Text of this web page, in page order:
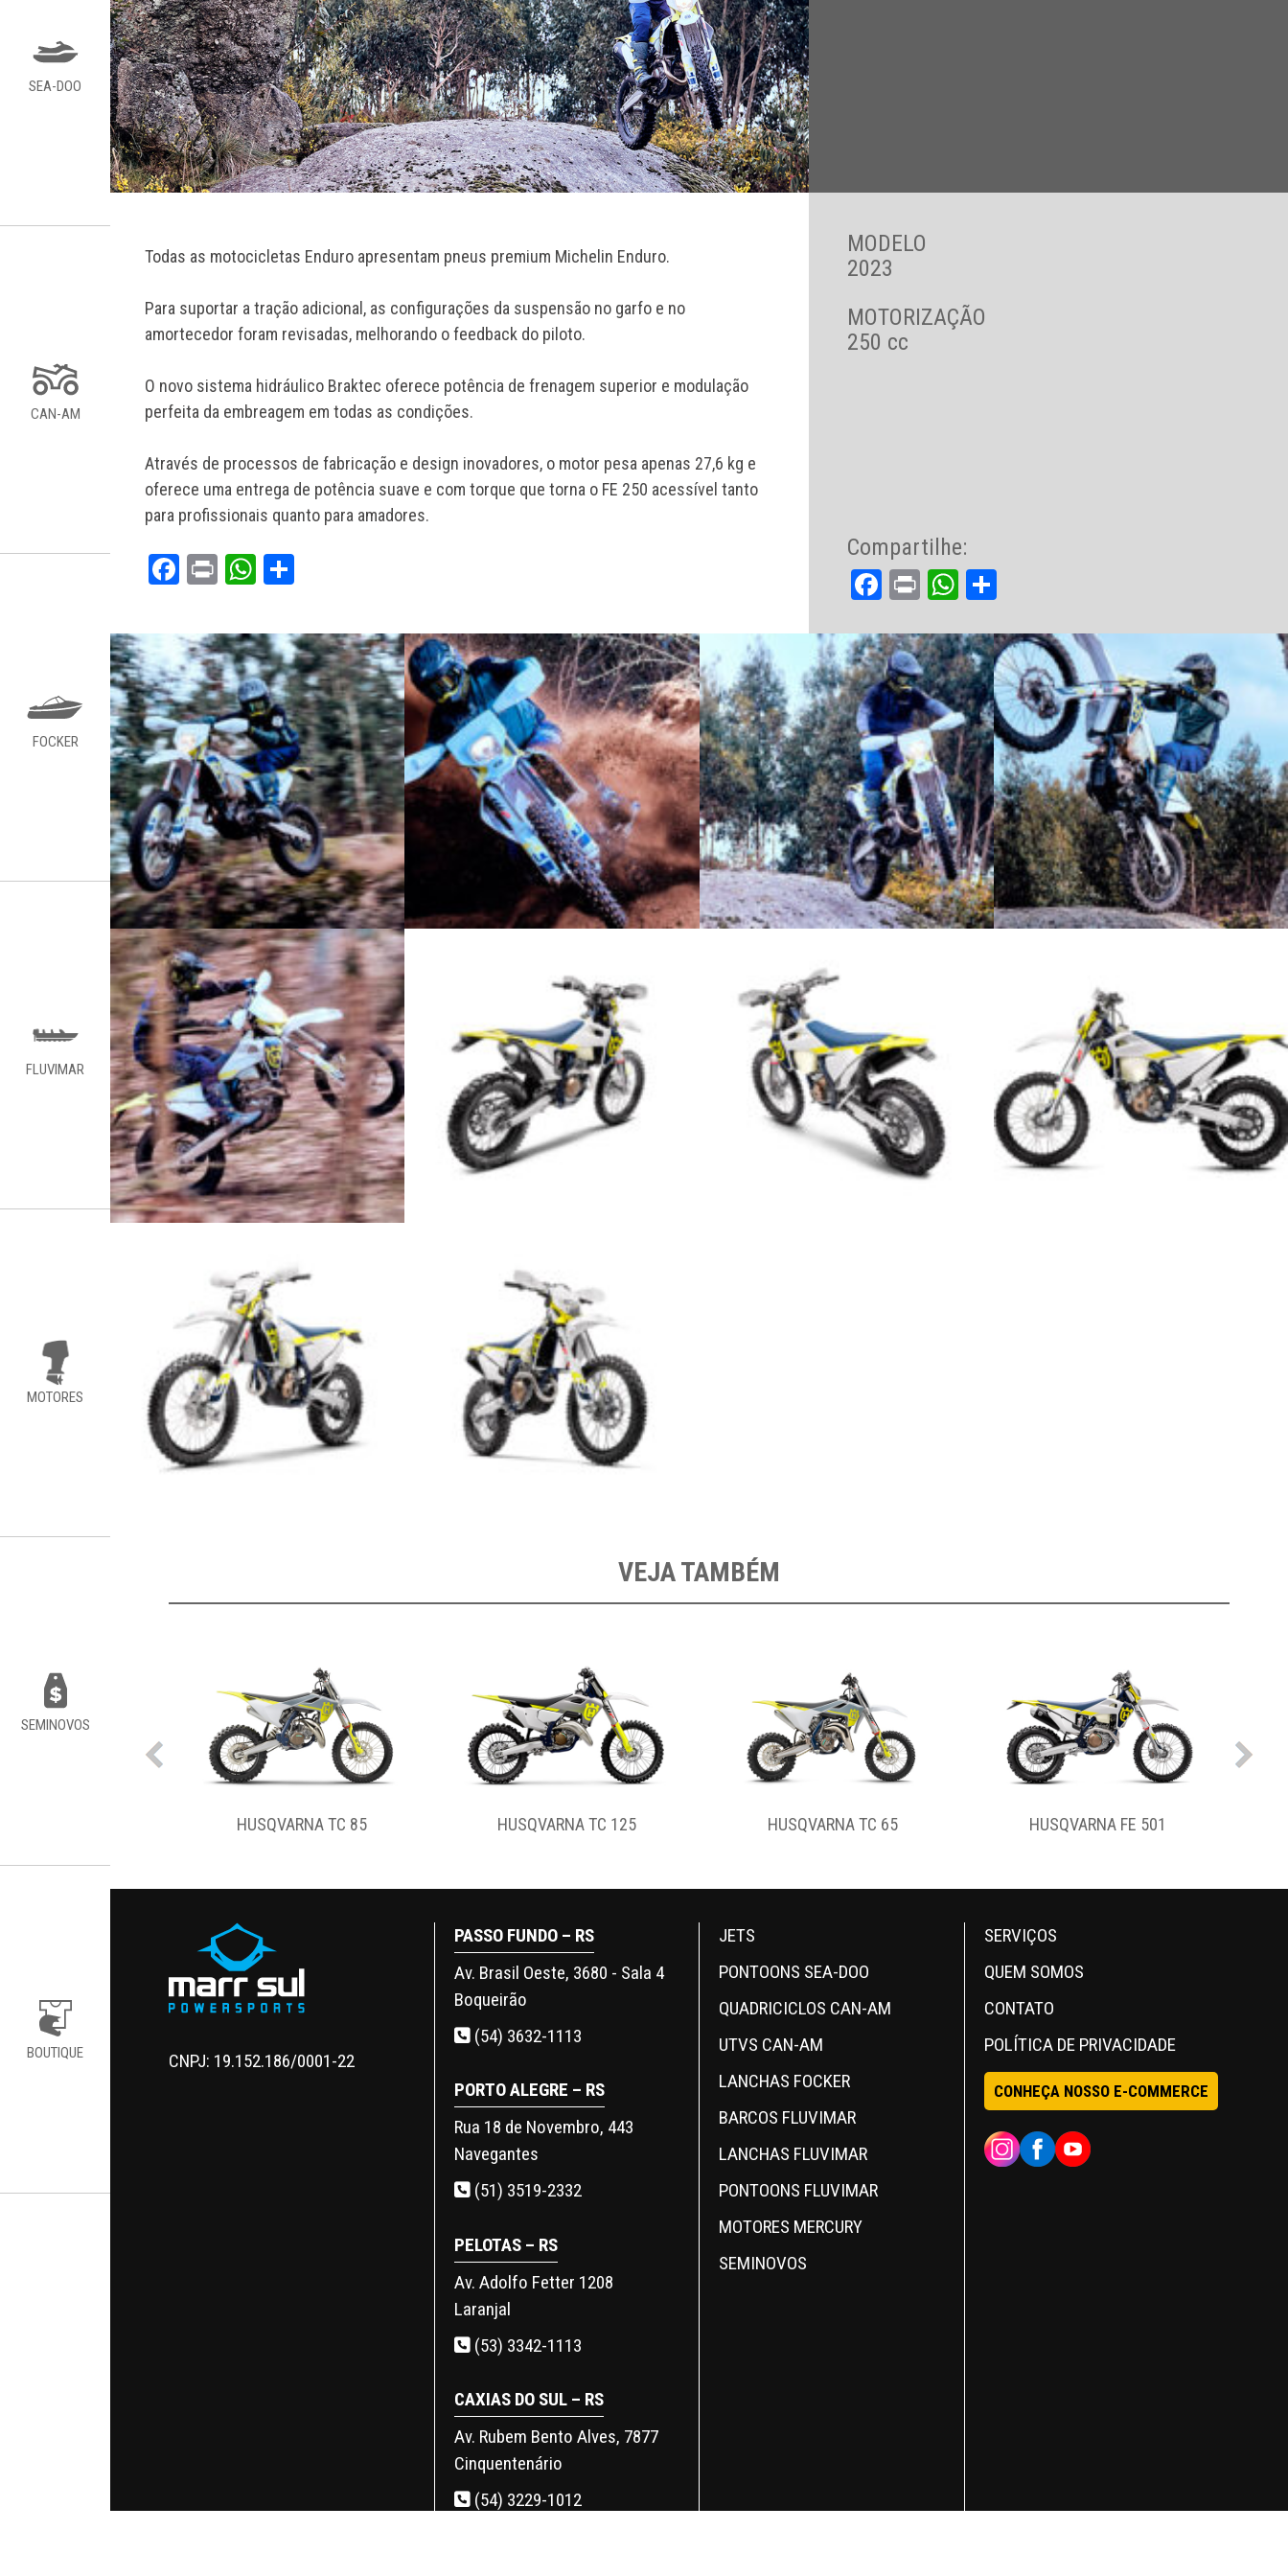
SEA-DOO
CAN-AM
FOCKER
FLUVIMAR
MOTORES
SEMINOVOS
BOUTIQUE
Todas as motocicletas Enduro apresentam pneus premium Michelin Enduro.
Para suportar a tração adicional, as configurações da suspensão no garfo e no
amortecedor foram revisadas, melhorando o feedback do piloto.
O novo sistema hidráulico Braktec oferece potência de frenagem superior e modulação
perfeita da embreagem em todas as condições.
Através de processos de fabricação e design inovadores, o motor pesa apenas 27,6 kg e
oferece uma entrega de potência suave e com torque que torna o FE 250 acessível tanto
para profissionais quanto para amadores.
Facebook
PrintWhatsApp
MODELO
2023
MOTORIZAÇÃO
250 cc
Compartilhe:
Facebook
PrintWhatsApp
VEJA TAMBÉM
HUSQVARNA TC 125 HUSQVARNA TC 65 HUSQVARNA FE 501 HUSQVARNA 701 ENDURO
CNPJ: 19.152.186/0001-22
PASSO FUNDO – RS
Av. Brasil Oeste, 3680 - Sala 4
Boqueirão
(54) 3632-1113
PORTO ALEGRE – RS
Rua 18 de Novembro, 443
Navegantes
(51) 3519-2332
PELOTAS – RS
Av. Adolfo Fetter 1208
Laranjal
(53) 3342-1113
CAXIAS DO SUL – RS
Av. Rubem Bento Alves, 7877
Cinquentenário
(54) 3229-1012
JETS
PONTOONS SEA-DOO
QUADRICICLOS CAN-AM
UTVS CAN-AM
LANCHAS FOCKER
BARCOS FLUVIMAR
LANCHAS FLUVIMAR
PONTOONS FLUVIMAR
MOTORES MERCURY
SEMINOVOS
SERVIÇOS
QUEM SOMOS
CONTATO
POLÍTICA DE PRIVACIDADE
CONHEÇA NOSSO E-COMMERCE
INSTAGRAM
FACEBOOK
YOUTUBE